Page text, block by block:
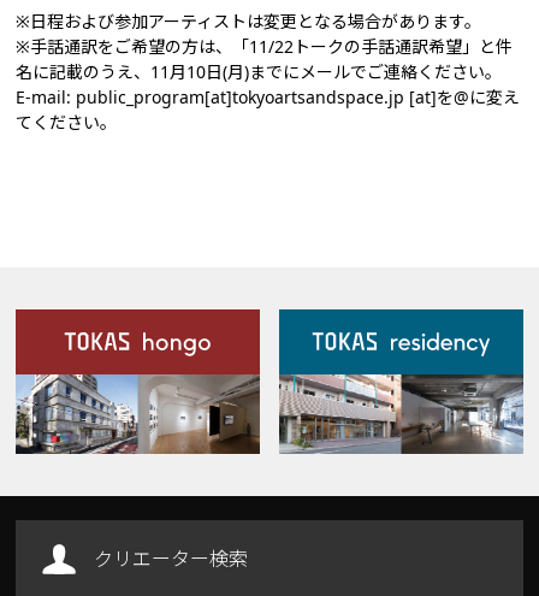
※日程および参加アーティストは変更となる場合があります。
※手話通訳をご希望の方は、「11/22トークの手話通訳希望」と件
名に記載のうえ、11月10日(月)までにメールでご連絡ください。
E-mail: public_program[at]tokyoartsandspace.jp [at]を@に変え
てください。
施設案内
Our Facilities
クリエーター検索